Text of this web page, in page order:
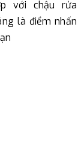
với chậu rửa
là điểm nhấn